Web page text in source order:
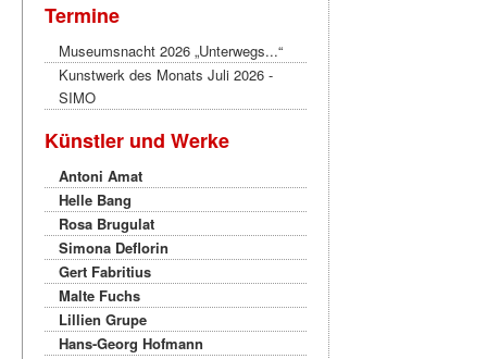
Termine
Museumsnacht 2026 „Unterwegs...“
Kunstwerk des Monats Juli 2026 -
SIMO
Künstler und Werke
Antoni Amat
Helle Bang
Rosa Brugulat
Simona Deflorin
Gert Fabritius
Malte Fuchs
Lillien Grupe
Hans-Georg Hofmann